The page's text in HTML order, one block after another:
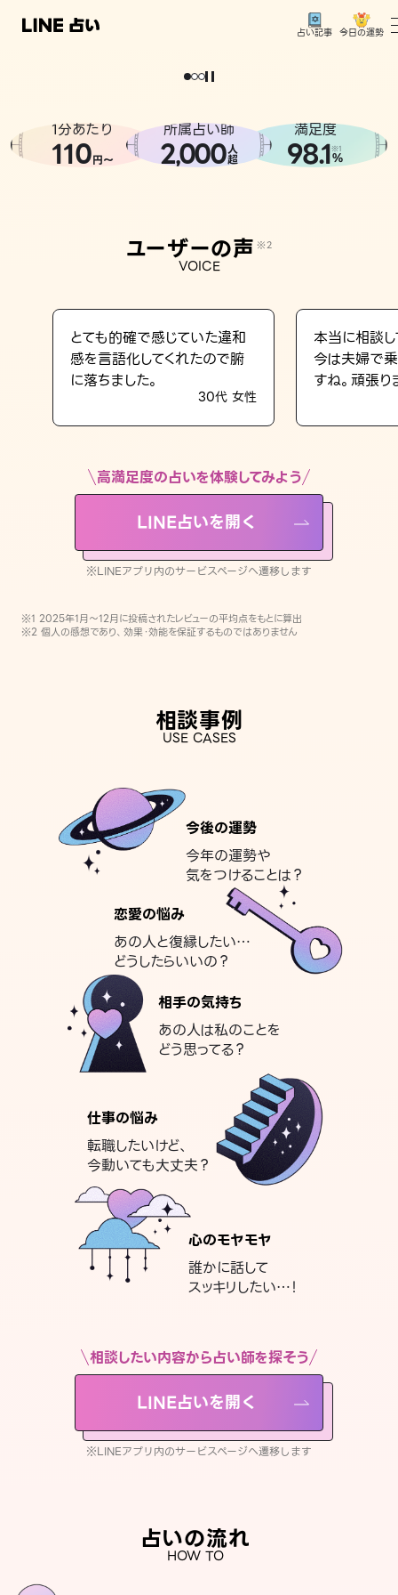
占い記事 今日の運勢
相談事例
LINE占いを開く
※LINEアプリ内のサービスページへ遷移します
どうせなら
。
1分あたり
110円〜
所属占い師
2,000人
超
満足度
98.1※1
%
ユーザーの声 ※2
VOICE
とても的確で感じていた違和
感を言語化してくれたので腑
に落ちました。
30代 女性
本当に相談し
今は夫婦で
すね。頑張り
高満足度の占いを体験してみよう
LINE占いを開く
※LINEアプリ内のサービスページへ遷移します
※1 2025年1月〜12月に投稿されたレビューの平均点をもとに算出
※2 個人の感想であり、効果・効能を保証するものではありません
相談事例
USE CASES
今後の運勢
今年の運勢や
気をつけることは？
恋愛の悩み
あの人と復縁したい…
どうしたらいいの？
相手の気持ち
あの人は私のことを
どう思ってる？
仕事の悩み
転職したいけど、
今動いても大丈夫？
心のモヤモヤ
誰かに話して
スッキリしたい…！
相談したい内容から占い師を探そう
LINE占いを開く
※LINEアプリ内のサービスページへ遷移します
占いの流れ
HOW TO